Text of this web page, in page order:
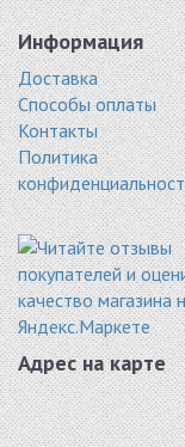
Информация
Доставка
Способы оплаты
Контакты
Политика
Адрес на карте